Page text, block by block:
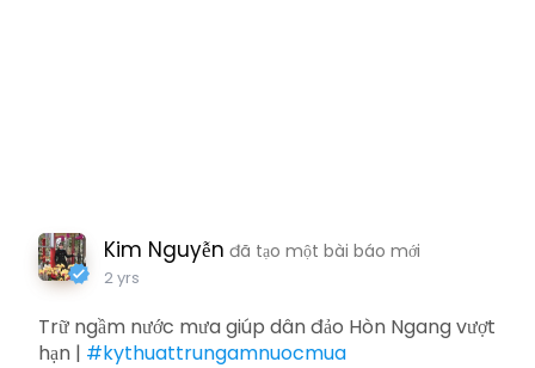
Kim Nguyễn đã tạo một bài báo mới
2 yrs
Trữ ngầm nước mưa giúp dân đảo Hòn Ngang vượt
hạn | #kythuattrungamnuocmua